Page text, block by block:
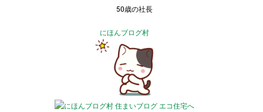
50歳の社長
にほんブログ村